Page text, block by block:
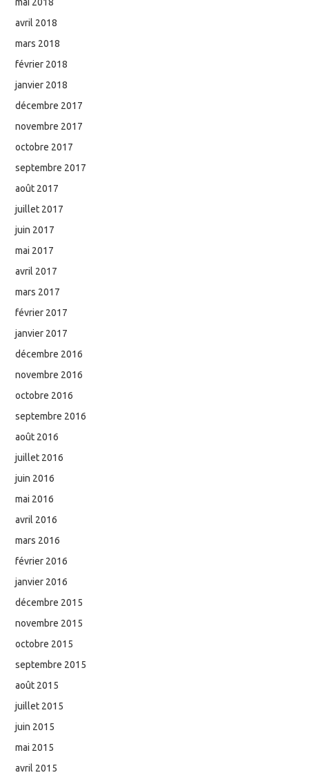
avril 2018
mars 2018
février 2018
janvier 2018
décembre 2017
novembre 2017
octobre 2017
septembre 2017
août 2017
juillet 2017
juin 2017
mai 2017
avril 2017
mars 2017
février 2017
janvier 2017
décembre 2016
novembre 2016
octobre 2016
septembre 2016
août 2016
juillet 2016
juin 2016
mai 2016
avril 2016
mars 2016
février 2016
janvier 2016
décembre 2015
novembre 2015
octobre 2015
septembre 2015
août 2015
juillet 2015
juin 2015
mai 2015
avril 2015